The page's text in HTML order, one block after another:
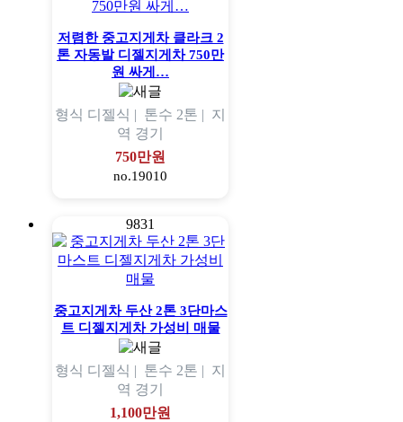
저렴한 중고지게차 클라크 2
톤 자동발 디젤지게차 750만
원 싸게…
형식 디젤식 | 톤수 2톤 | 지
역 경기
750만원
no.19010
9831
중고지게차 두산 2톤 3단마스
트 디젤지게차 가성비 매물
형식 디젤식 | 톤수 2톤 | 지
역 경기
1,100만원